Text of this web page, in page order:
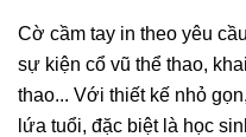
Cờ cầm tay in theo yêu
sự kiện cổ vũ thể thao,
thao... Với thiết kế nhỏ
lứa tuổi, đặc biệt là học